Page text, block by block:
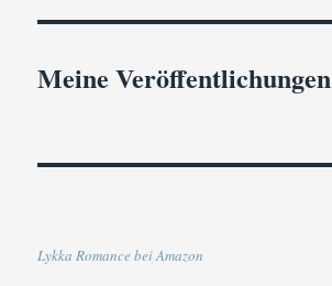
Meine Veröffentlichungen
Lykka Romance bei Amazon